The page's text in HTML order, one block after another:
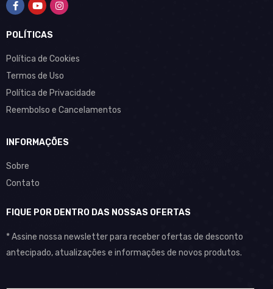
POLÍTICAS
Política de Cookies
Termos de Uso
Política de Privacidade
Reembolso e Cancelamentos
INFORMAÇÕES
Sobre
Contato
FIQUE POR DENTRO DAS NOSSAS OFERTAS
* Assine nossa newsletter para receber ofertas de desconto
antecipado, atualizações e informações de novos produtos.